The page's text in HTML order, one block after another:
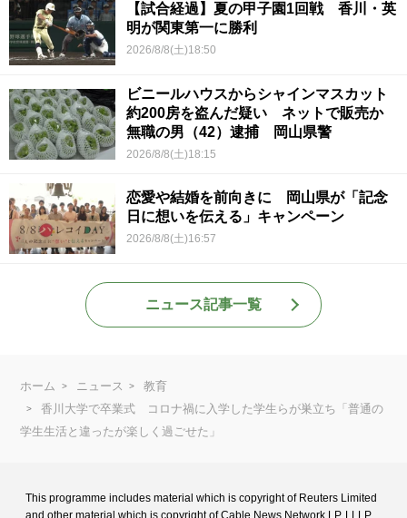
【試合経過】夏の甲子園1回戦 香川・英
明が関東第一に勝利
2026/8/8(土)18:50
ビニールハウスからシャインマスカット
約200房を盗んだ疑い ネットで販売か
無職の男（42）逮捕 岡山県警
2026/8/8(土)18:15
恋愛や結婚を前向きに 岡山県が「記念
日に想いを伝える」キャンペーン
2026/8/8(土)16:57
ニュース記事一覧
ホーム ニュース
教育
香川大学で卒業式 コロナ禍に入学した学生らが巣立ち「普通の
学生生活と違ったが楽しく過ごせた」
This programme includes material which is copyright of Reuters Limited